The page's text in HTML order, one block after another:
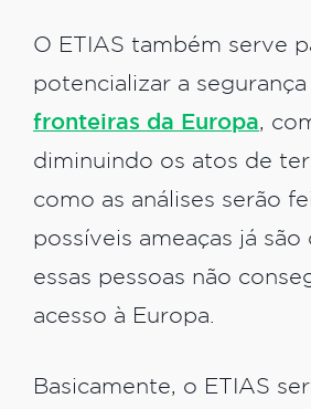
O ETIAS também serve
potencializar a segurança
fronteiras da Europa,
diminuindo os atos de
como as análises serão
possíveis ameaças já são
essas pessoas não
acesso à Europa.
Basicamente, o ETIAS